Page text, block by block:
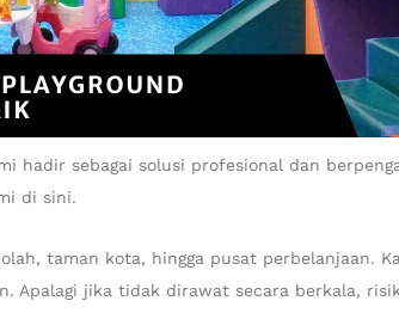
hadir sebagai solusi profesional dan
di sini.
taman kota, hingga pusat perbelanjaan.
Apalagi jika tidak dirawat secara berkala,